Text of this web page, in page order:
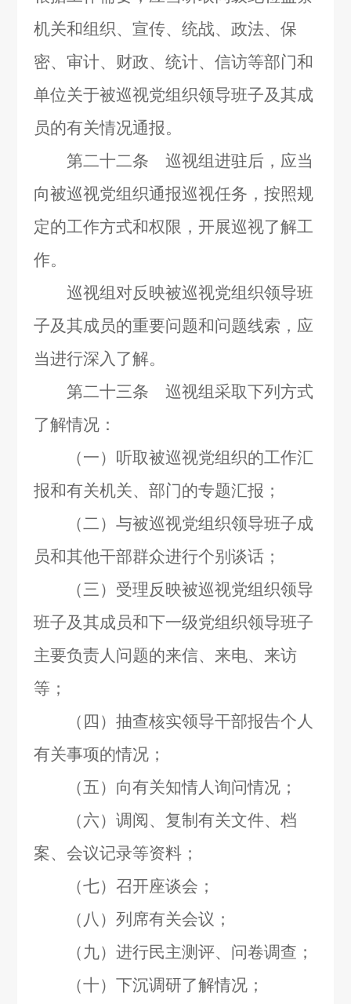
机关和组织、宣传、统战、政法、保
密、审计、财政、统计、信访等部门和
单位关于被巡视党组织领导班子及其成
员的有关情况通报。
第二十二条 巡视组进驻后，应当
向被巡视党组织通报巡视任务，按照规
定的工作方式和权限，开展巡视了解工
作。
巡视组对反映被巡视党组织领导班
子及其成员的重要问题和问题线索，应
当进行深入了解。
第二十三条 巡视组采取下列方式
了解情况：
（一）听取被巡视党组织的工作汇
报和有关机关、部门的专题汇报；
（二）与被巡视党组织领导班子成
员和其他干部群众进行个别谈话；
（三）受理反映被巡视党组织领导
班子及其成员和下一级党组织领导班子
主要负责人问题的来信、来电、来访
等；
（四）抽查核实领导干部报告个人
有关事项的情况；
（五）向有关知情人询问情况；
（六）调阅、复制有关文件、档
案、会议记录等资料；
（七）召开座谈会；
（八）列席有关会议；
（九）进行民主测评、问卷调查；
（十）下沉调研了解情况；